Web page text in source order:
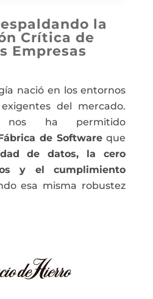
la
Crítica de
Empresas
nació en los entornos
del mercado.
nos ha permitido
de Software que
de datos, la cero
y el cumplimiento
esa misma robustez